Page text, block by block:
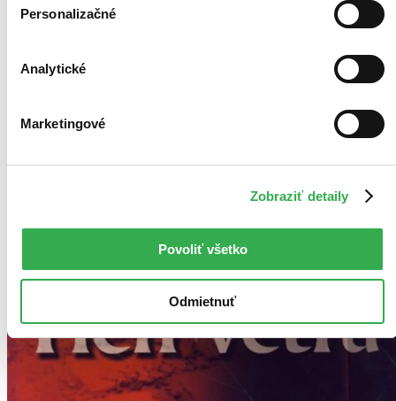
Personalizačné
Analytické
Marketingové
Zobraziť detaily
Povoliť všetko
Odmietnuť